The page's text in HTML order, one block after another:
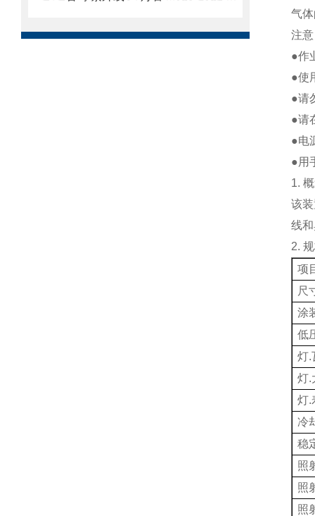
气
注意
●作
●使
●请
●请
●电
●用
1.
该
线
2.
项
尺
涂
低
灯.
灯.
灯.
冷
稳
照
照
照